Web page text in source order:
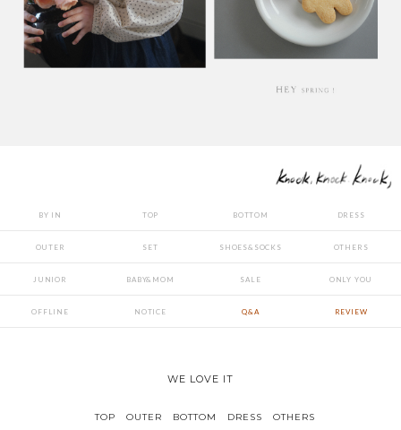
BY IN TOP BOTTOM DRESS
OUTER SET SHOES&SOCKS OTHERS
JUNIOR BABY&MOM SALE ONLY YOU
OFFLINE NOTICE Q&A REVIEW
WE LOVE IT
TOP OUTER BOTTOM DRESS OTHERS